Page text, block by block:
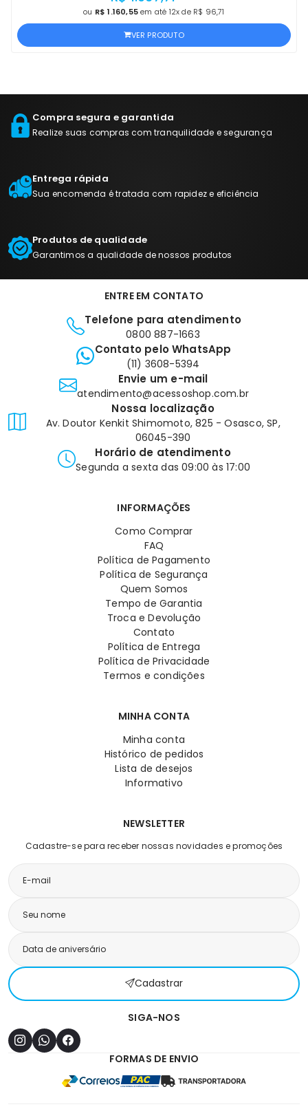
ou R$ 1.160,55em até 12x de R$ 96,71
VER PRODUTO
Compra segura e garantida
Realize suas compras com tranquilidade e segurança
Entrega rápida
Sua encomenda é tratada com rapidez e eficiência
Produtos de qualidade
Garantimos a qualidade de nossos produtos
ENTRE EM CONTATO
Telefone para atendimento
0800 887-1663
Contato pelo WhatsApp
(11) 3608-5394
Envie um e-mail
atendimento@acessoshop.com.br
Nossa localização
Av. Doutor Kenkit Shimomoto, 825 - Osasco, SP,
06045-390
Horário de atendimento
Segunda a sexta das 09:00 às 17:00
INFORMAÇÕES
Como Comprar
FAQ
Política de Pagamento
Política de Segurança
Quem Somos
Tempo de Garantia
Troca e Devolução
Contato
Política de Entrega
Política de Privacidade
Termos e condições
MINHA CONTA
Minha conta
Histórico de pedidos
Lista de desejos
Informativo
NEWSLETTER
Cadastre-se para receber nossas novidades e promoções
Cadastrar
SIGA-NOS
FORMAS DE ENVIO